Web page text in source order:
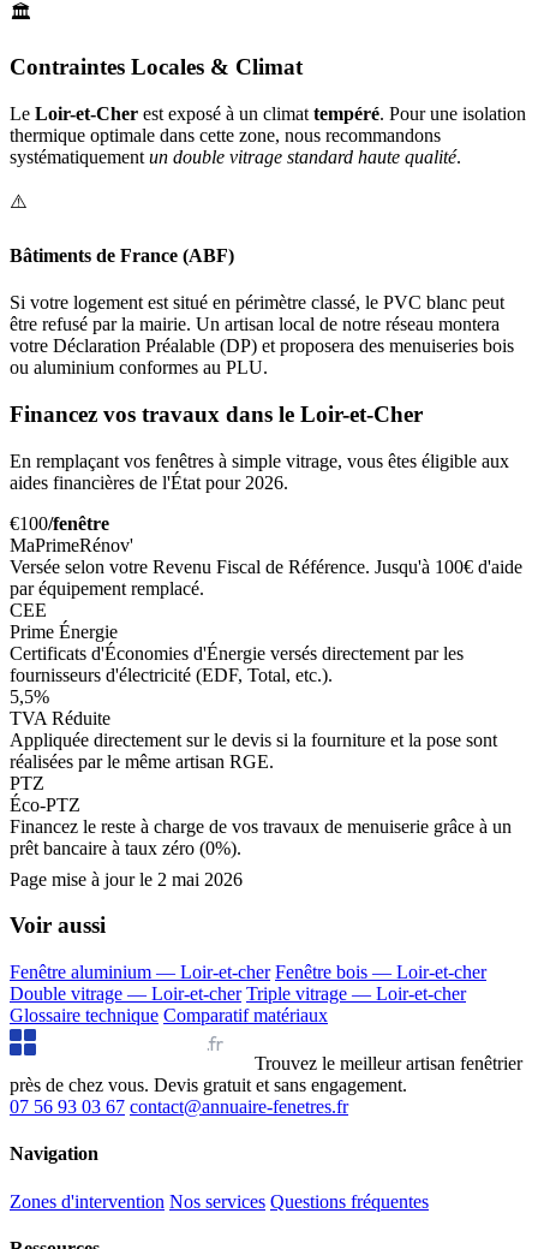
🏛️
Contraintes Locales & Climat
Le Loir-et-Cher est exposé à un climat tempéré. Pour une isolation
thermique optimale dans cette zone, nous recommandons
systématiquement un double vitrage standard haute qualité.
⚠️
Bâtiments de France (ABF)
Si votre logement est situé en périmètre classé, le PVC blanc peut
être refusé par la mairie. Un artisan local de notre réseau montera
votre Déclaration Préalable (DP) et proposera des menuiseries bois
ou aluminium conformes au PLU.
Financez vos travaux dans le Loir-et-Cher
En remplaçant vos fenêtres à simple vitrage, vous êtes éligible aux
aides financières de l'État pour 2026.
€100/fenêtre
MaPrimeRénov'
Versée selon votre Revenu Fiscal de Référence. Jusqu'à 100€ d'aide
par équipement remplacé.
CEE
Prime Énergie
Certificats d'Économies d'Énergie versés directement par les
fournisseurs d'électricité (EDF, Total, etc.).
5,5%
TVA Réduite
Appliquée directement sur le devis si la fourniture et la pose sont
réalisées par le même artisan RGE.
PTZ
Éco-PTZ
Financez le reste à charge de vos travaux de menuiserie grâce à un
prêt bancaire à taux zéro (0%).
Page mise à jour le 2 mai 2026
Voir aussi
Fenêtre aluminium — Loir-et-cher Fenêtre bois — Loir-et-cher
Double vitrage — Loir-et-cher Triple vitrage — Loir-et-cher
Glossaire technique Comparatif matériaux
Annuaire Fenêtres.fr
Trouvez le meilleur artisan fenêtrier
près de chez vous. Devis gratuit et sans engagement.
07 56 93 03 67 contact@annuaire-fenetres.fr
Navigation
Zones d'intervention Nos services Questions fréquentes